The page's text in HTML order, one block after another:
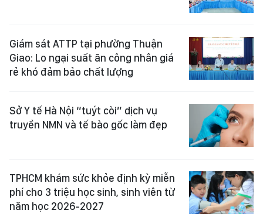
Giám sát ATTP tại phường Thuận
Giao: Lo ngại suất ăn công nhân giá
rẻ khó đảm bảo chất lượng
Sở Y tế Hà Nội “tuýt còi” dịch vụ
truyền NMN và tế bào gốc làm đẹp
TPHCM khám sức khỏe định kỳ miễn
phí cho 3 triệu học sinh, sinh viên từ
năm học 2026-2027